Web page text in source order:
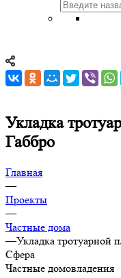
Укладка
Габбро
Главная
—
Проекты
—
Частные дома
—Укладка тротуарной
Сфера
Частные домовладения